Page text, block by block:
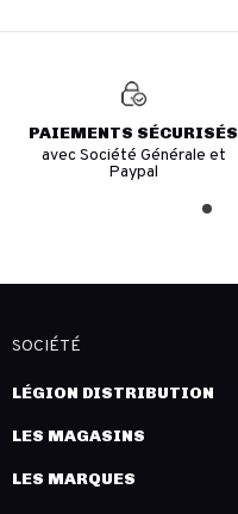
PAIEMENTS SÉCURISÉS
avec Société Générale et
Paypal
SOCIÉTÉ
LÉGION DISTRIBUTION
LES MAGASINS
LES MARQUES